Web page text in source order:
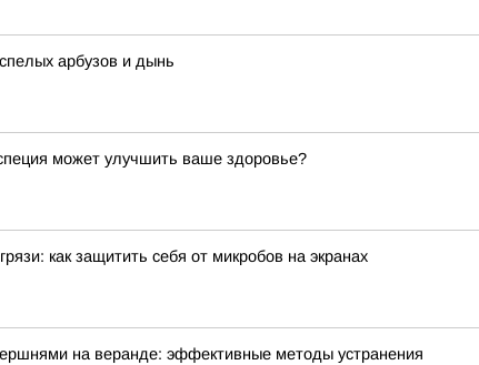
арбузов и дынь
может улучшить ваше здоровье?
как защитить себя от микробов на экранах
на веранде: эффективные методы устранения